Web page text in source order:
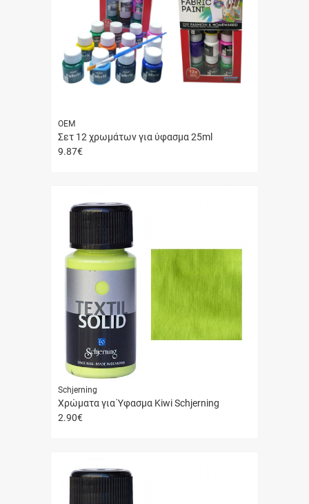
ΟΕΜ
Σετ 12 χρωμάτων για ύφασμα 25ml
9.87€
Schjerning
Χρώματα για Ύφασμα Kiwi Schjerning
2.90€